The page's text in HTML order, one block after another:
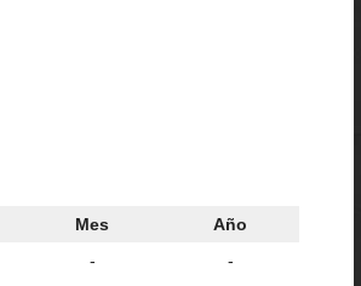
Mes
Año
-
-